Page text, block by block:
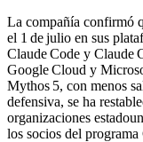
La compañía confirmó
el 1 de julio en sus
Claude Code y Claude
Google Cloud y
Mythos 5, con menos
defensiva, se ha
organizaciones
los socios del